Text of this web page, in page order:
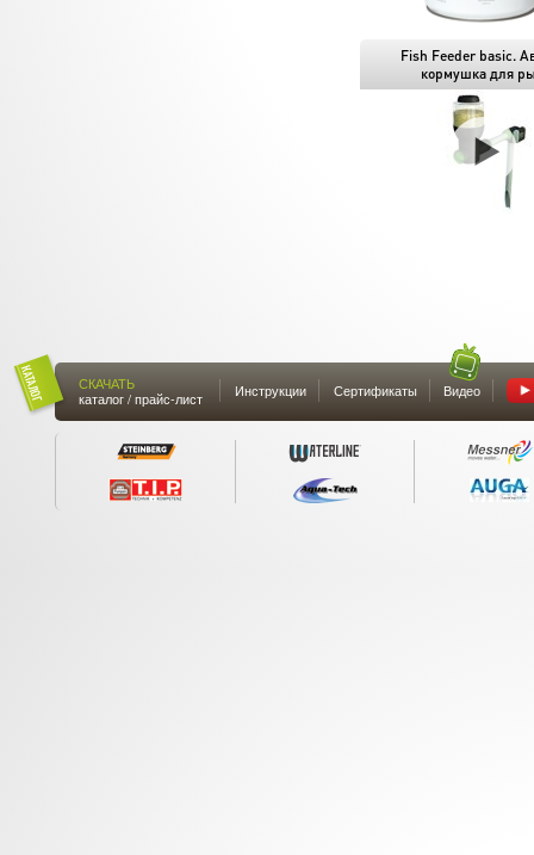
Fish Feeder basic.
кормушка для
СКАЧАТЬ
каталог / прайс-лист
Инструкции Сертификаты Видео